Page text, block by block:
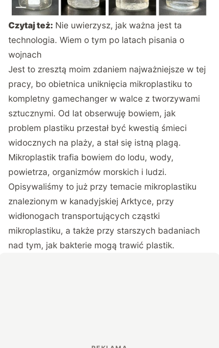
Czytaj też: Nie uwierzysz, jak ważna jest ta
technologia. Wiem o tym po latach pisania o
wojnach
Jest to zresztą moim zdaniem najważniejsze w tej
pracy, bo obietnica uniknięcia mikroplastiku to
kompletny gamechanger w walce z tworzywami
sztucznymi. Od lat obserwuję bowiem, jak
problem plastiku przestał być kwestią śmieci
widocznych na plaży, a stał się istną plagą.
Mikroplastik trafia bowiem do lodu, wody,
powietrza, organizmów morskich i ludzi.
Opisywaliśmy to już przy temacie mikroplastiku
znalezionym w kanadyjskiej Arktyce, przy
widłonogach transportujących cząstki
mikroplastiku, a także przy starszych badaniach
nad tym, jak bakterie mogą trawić plastik.